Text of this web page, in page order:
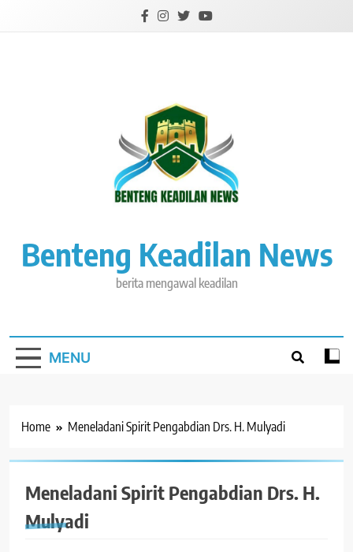
Benteng Keadilan News
berita mengawal keadilan
MENU
Home Meneladani Spirit Pengabdian Drs. H. Mulyadi
Meneladani Spirit Pengabdian Drs. H.
Mulyadi
#TRENDING
BOGOR
JAWA BARAT